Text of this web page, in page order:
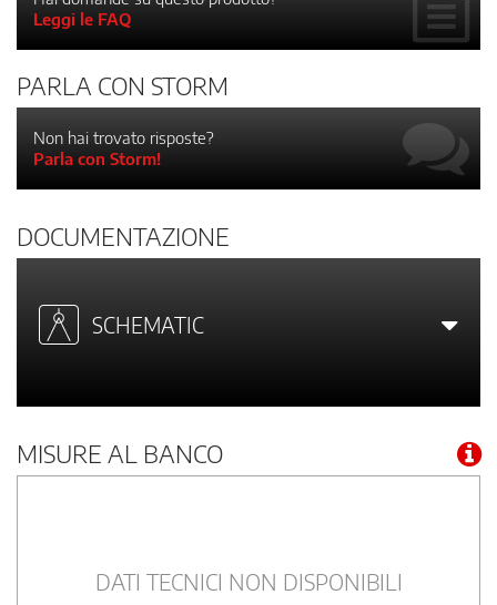
Leggi le FAQ
PARLA CON STORM
Non hai trovato risposte?
Parla con Storm!
DOCUMENTAZIONE
SCHEMATIC
MISURE AL BANCO
DATI TECNICI NON DISPONIBILI